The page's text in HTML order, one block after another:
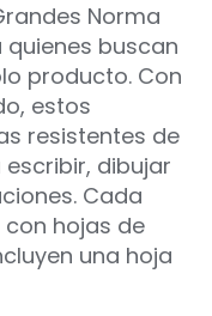
Norma
buscan
producto. Con
estos
resistentes de
dibujar
Cada
hojas de
una hoja